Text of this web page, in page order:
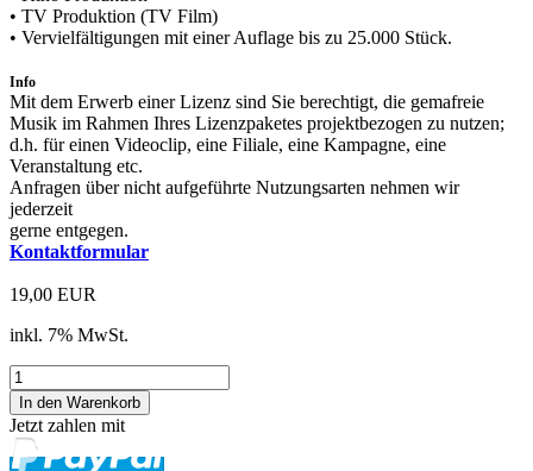
• TV Produktion (TV Film)
• Vervielfältigungen mit einer Auflage bis zu 25.000 Stück.
Info
Mit dem Erwerb einer Lizenz sind Sie berechtigt, die gemafreie
Musik im Rahmen Ihres Lizenzpaketes projektbezogen zu nutzen;
d.h. für einen Videoclip, eine Filiale, eine Kampagne, eine
Veranstaltung etc.
Anfragen über nicht aufgeführte Nutzungsarten nehmen wir
jederzeit
gerne entgegen.
Kontaktformular
19,00 EUR
inkl. 7% MwSt.
Jetzt zahlen mit